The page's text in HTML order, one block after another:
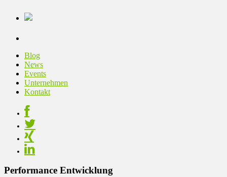
Blog
News
Events
Unternehmen
Kontakt
Performance Entwicklung